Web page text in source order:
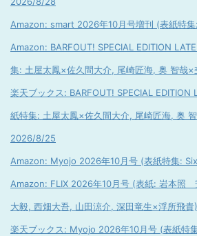
Amazon: smart 2026年10月号増刊 (表紙特
Amazon: BARFOUT! SPECIAL EDITION
集: 土屋太鳳×佐久間大介, 尾崎匠海, 奥 智哉
楽天ブックス: BARFOUT! SPECIAL
紙特集: 土屋太鳳×佐久間大介, 尾崎匠海, 奥
2026/8/25
Amazon: Myojo 2026年10月号 (表紙特集:
Amazon: FLIX 2026年10月号 (表紙: 岩本照
大毅, 西畑大吾, 山田涼介, 深田竜生×浮所飛
楽天ブックス: Myojo 2026年10月号 (表紙特